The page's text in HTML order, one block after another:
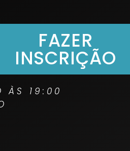
FAZER
INSCRIÇÃO
ÀS 19:00